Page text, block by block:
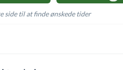
side til at finde ønskede tider